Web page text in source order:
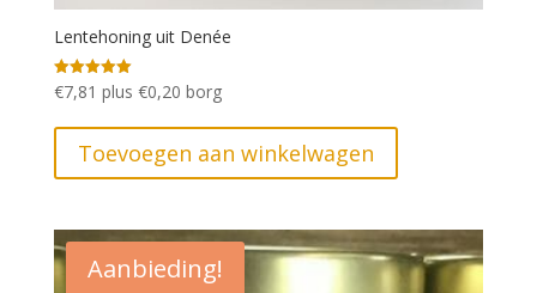
Lentehoning uit Denée
Gewaardeerd
5.00
€7,81 plus €0,20 borg
Toevoegen aan winkelwagen
Aanbieding!